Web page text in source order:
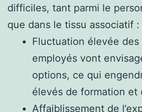
difficiles, tant parmi le
que dans le tissu associatif :
Fluctuation élevée
employés vont
options, ce qui
élevés de formation et
Affaiblissement de